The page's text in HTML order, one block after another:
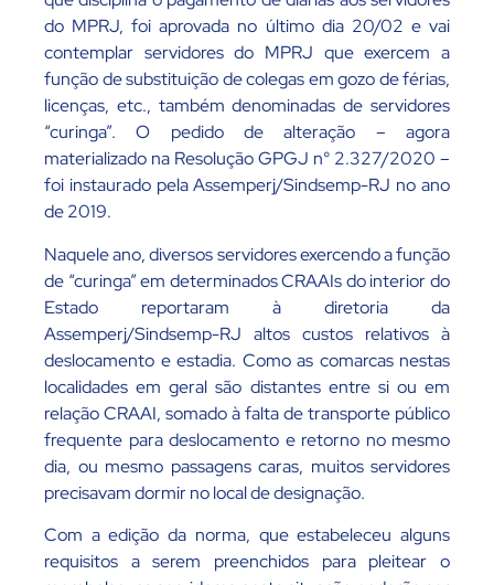
do MPRJ, foi aprovada no último dia 20/02 e vai
contemplar servidores do MPRJ que exercem a
função de substituição de colegas em gozo de férias,
licenças, etc., também denominadas de servidores
“curinga”. O pedido de alteração – agora
materializado na Resolução GPGJ n° 2.327/2020 –
foi instaurado pela Assemperj/Sindsemp-RJ no ano
de 2019.
Naquele ano, diversos servidores exercendo a função
de “curinga” em determinados CRAAIs do interior do
Estado reportaram à diretoria da
Assemperj/Sindsemp-RJ altos custos relativos à
deslocamento e estadia. Como as comarcas nestas
localidades em geral são distantes entre si ou em
relação CRAAI, somado à falta de transporte público
frequente para deslocamento e retorno no mesmo
dia, ou mesmo passagens caras, muitos servidores
precisavam dormir no local de designação.
Com a edição da norma, que estabeleceu alguns
requisitos a serem preenchidos para pleitear o